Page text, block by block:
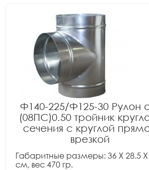
Ф140-225/Ф125-30 Рулон
(08ПС)0.50 тройник
сечения с круглой
врезкой
Габаритные размеры: 36 X 28.5 X
см, вес 470 гр.